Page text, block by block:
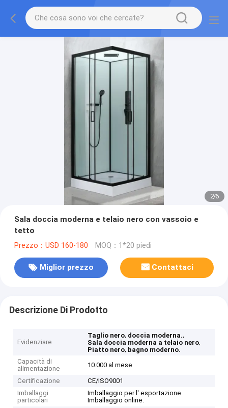
2/6
Sala doccia moderna e telaio nero con vassoio e
tetto
Prezzo：USD 160-180 MOQ：1*20 piedi
Miglior prezzo Contattaci
Descrizione Di Prodotto
Evidenziare
Taglio nero, doccia moderna.,
Sala doccia moderna a telaio nero,
Piatto nero, bagno moderno.
Capacità di
alimentazione
10.000 al mese
Certificazione
CE/ISO9001
Imballaggi
particolari
Imballaggio per l' esportazione.
Imballaggio online.